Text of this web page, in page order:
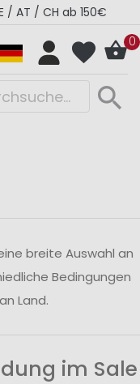
/ AT / CH ab 150€
0
breite Auswahl an
Bedingungen
Land.
im Sale